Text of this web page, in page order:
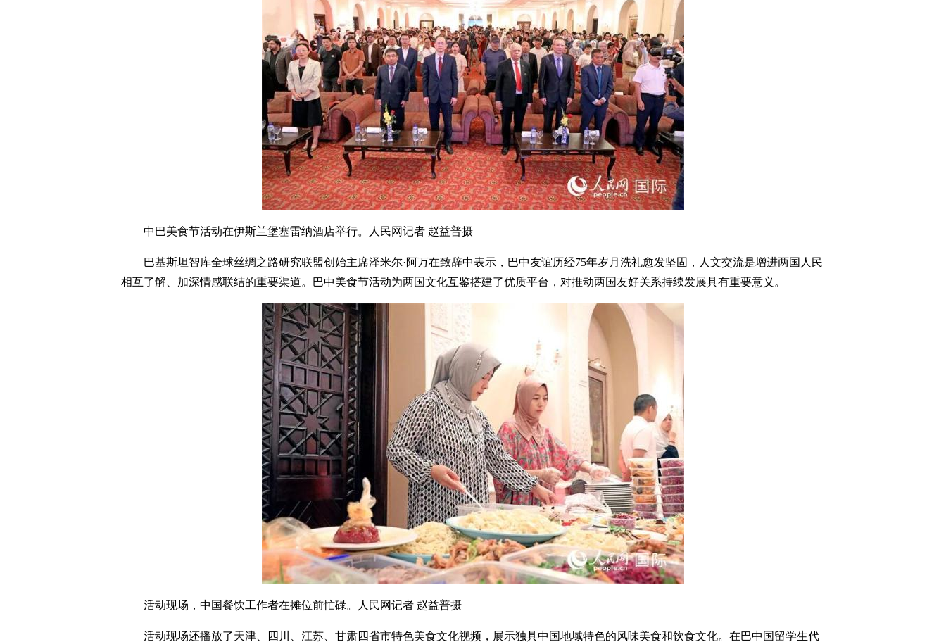
中巴美食节活动在伊斯兰堡塞雷纳酒店举行。人民网记者 赵益普摄
巴基斯坦智库全球丝绸之路研究联盟创始主席泽米尔·阿万在致辞中表示，巴中友谊历经75年岁月洗礼愈发坚固，人文交流是增进两国人民
相互了解、加深情感联结的重要渠道。巴中美食节活动为两国文化互鉴搭建了优质平台，对推动两国友好关系持续发展具有重要意义。
活动现场，中国餐饮工作者在摊位前忙碌。人民网记者 赵益普摄
活动现场还播放了天津、四川、江苏、甘肃四省市特色美食文化视频，展示独具中国地域特色的风味美食和饮食文化。在巴中国留学生代